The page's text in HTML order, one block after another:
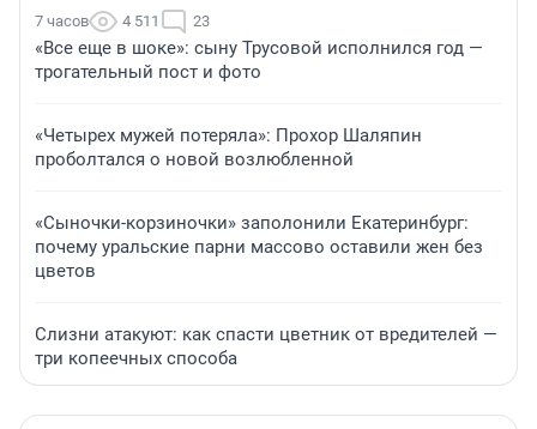
7 часов 4 511 23
«Все еще в шоке»: сыну Трусовой исполнился год —
трогательный пост и фото
«Четырех мужей потеряла»: Прохор Шаляпин
проболтался о новой возлюбленной
«Сыночки-корзиночки» заполонили Екатеринбург:
почему уральские парни массово оставили жен без
цветов
Слизни атакуют: как спасти цветник от вредителей —
три копеечных способа